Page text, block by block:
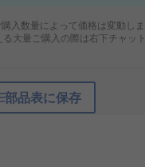
入数量によって価格は変動し
大量ご購入の際は右下チャッ
部品表に保存